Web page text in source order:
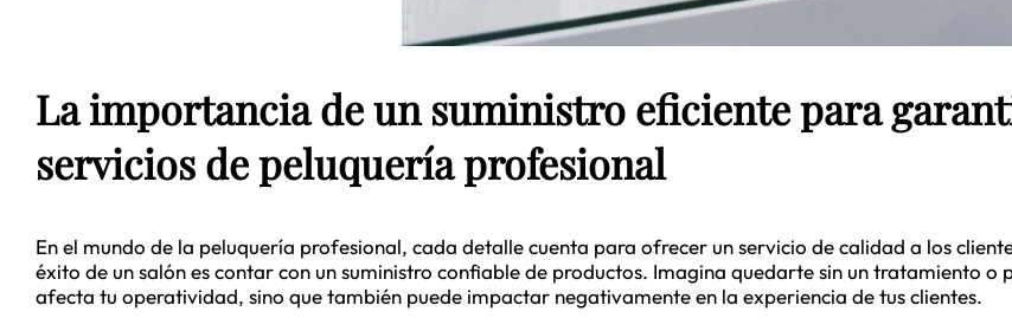
La importancia de un suministro eficiente para
servicios de peluquería profesional
En el mundo de la peluquería profesional, cada detalle cuenta para ofrecer un servicio de calidad a los
éxito de un salón es contar con un suministro confiable de productos. Imagina quedarte sin un tratamiento
afecta tu operatividad, sino que también puede impactar negativamente en la experiencia de tus clientes.